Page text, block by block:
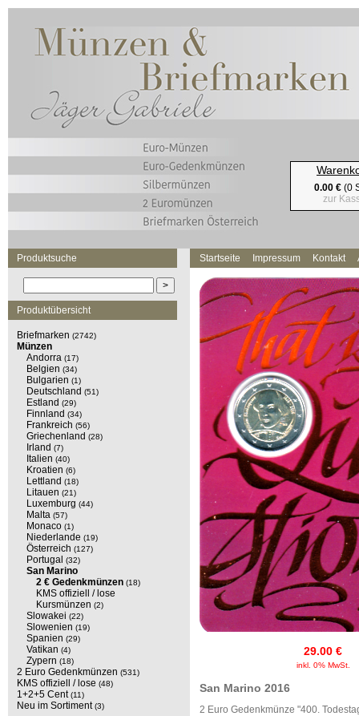
0.00 € (0
zur
Produktsuche
Produktübersicht
Briefmarken (2742)
Münzen
Andorra (17)
Belgien (34)
Bulgarien (1)
Deutschland (51)
Estland (29)
Finnland (34)
Frankreich (56)
Griechenland (28)
Irland (7)
Italien (40)
Kroatien (6)
Lettland (18)
Litauen (21)
Luxemburg (44)
Malta (57)
Monaco (1)
Niederlande (19)
Österreich (127)
Portugal (32)
San Marino
2 € Gedenkmünzen (18)
KMS offiziell / lose
Kursmünzen (2)
Slowakei (22)
Slowenien (19)
Spanien (29)
Vatikan (4)
Zypern (18)
2 Euro Gedenkmünzen (531)
KMS offiziell / lose (48)
1+2+5 Cent (11)
Neu im Sortiment (3)
Startseite Impressum Kontakt
29.00 €
inkl. 0% MwSt.
San Marino 2016
2 Euro Gedenkmünze "400.